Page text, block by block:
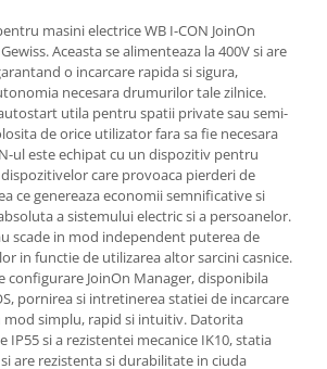
masini electrice WB I-CON JoinOn
Aceasta se alimenteaza la 400V si are
o incarcare rapida si sigura,
necesara drumurilor tale zilnice.
utila pentru spatii private sau semi-
de orice utilizator fara sa fie necesara
ul este echipat cu un dispozitiv pentru
care provoaca pierderi de
ce genereaza economii semnificative si
a sistemului electric si a persoanelor.
scade in mod independent puterea de
in functie de utilizarea altor sarcini casnice.
configurare JoinOn Manager, disponibila
pornirea si intretinerea statiei de incarcare
mod simplu, rapid si intuitiv. Datorita
IP55 si a rezistentei mecanice IK10, statia
are rezistenta si durabilitate in ciuda